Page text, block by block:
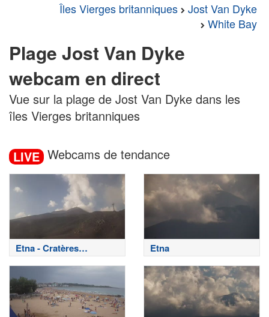
Îles Vierges britanniques
Jost Van Dyke
White Bay
Plage Jost Van Dyke
webcam en direct
Vue sur la plage de Jost Van Dyke dans les
îles Vierges britanniques
LIVE Webcams de tendance
Etna - Cratères
sommitaux
Etna